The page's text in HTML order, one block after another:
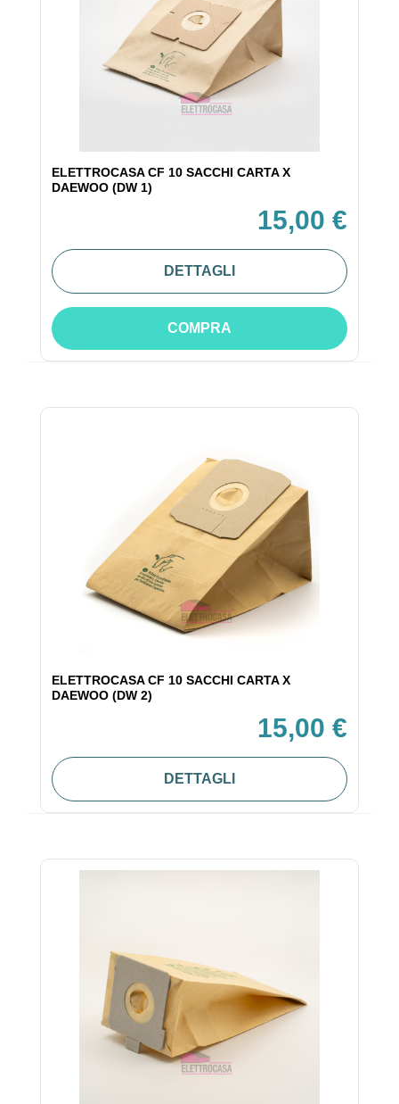
ELETTROCASA CF 10 SACCHI CARTA X
DAEWOO (DW 1)
15,00 €
DETTAGLI
COMPRA
ELETTROCASA CF 10 SACCHI CARTA X
DAEWOO (DW 2)
15,00 €
DETTAGLI